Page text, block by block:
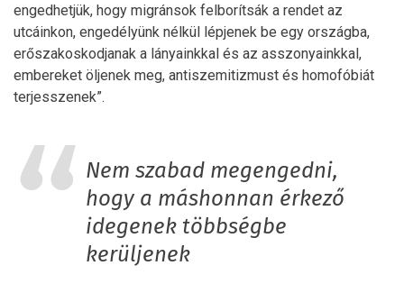
engedhetjük, hogy migránsok felborítsák a rendet az
utcáinkon, engedélyünk nélkül lépjenek be egy országba,
erőszakoskodjanak a lányainkkal és az asszonyainkkal,
embereket öljenek meg, antiszemitizmust és homofóbiát
terjesszenek”.
Nem szabad megengedni,
hogy a máshonnan érkező
idegenek többségbe
kerüljenek